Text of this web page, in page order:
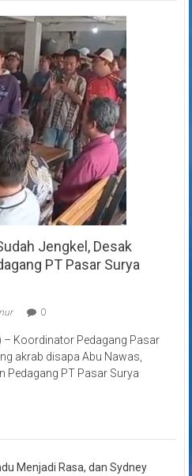
Jengkel, Desak
PT Pasar Surya
0
– Koordinator Pedagang Pasar
akrab disapa Abu Nawas,
Pedagang PT Pasar Surya
Menjadi Rasa, dan Sydney